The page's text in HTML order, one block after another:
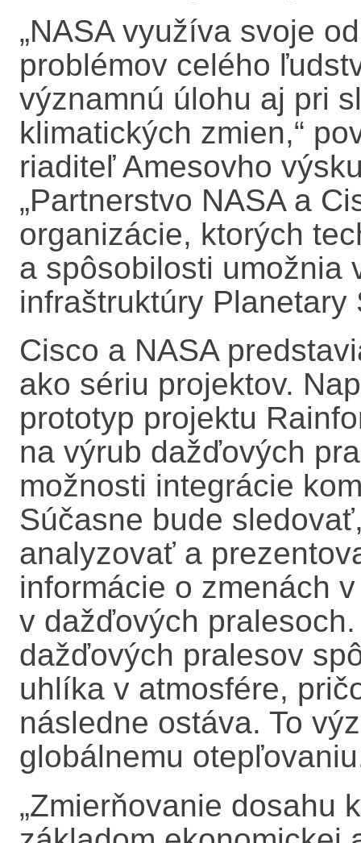
„NASA využíva svoje
problémov celého
významnú úlohu aj pri
klimatických zmien,“
riaditeľ Amesovho
„Partnerstvo NASA a
organizácie, ktorých
a spôsobilosti umožnia
infraštruktúry Planetary
Cisco a NASA
ako sériu projektov.
prototyp projektu
na výrub dažďových
možnosti integrácie
Súčasne bude
analyzovať a
informácie o zmenách
v dažďových
dažďových pralesov
uhlíka v atmosfére,
následne ostáva. To
globálnemu
„Zmierňovanie dosahu